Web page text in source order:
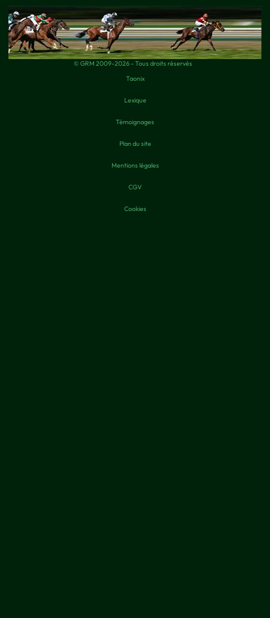
© GRM 2009-2026 - Tous droits réservés
Taonix
Lexique
Témoignages
Plan du site
Mentions légales
CGV
Cookies